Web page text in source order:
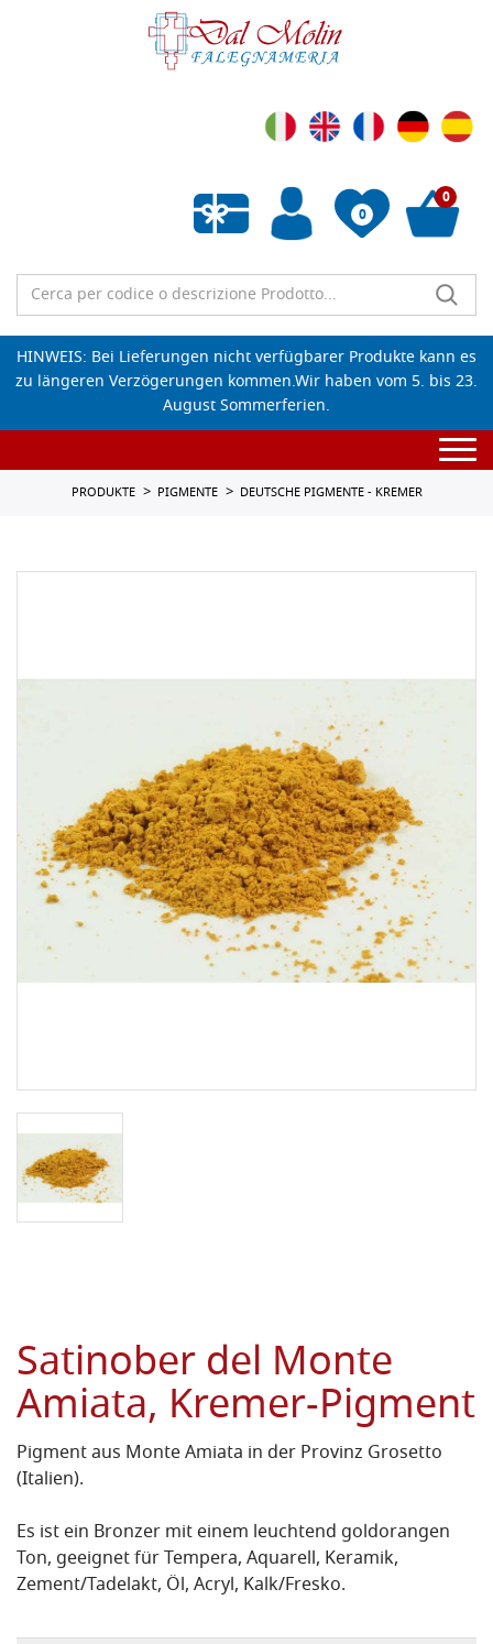
0
Wunschliste leeren
0
HINWEIS: Bei Lieferungen nicht verfügbarer Produkte kann es
zu längeren Verzögerungen kommen.Wir haben vom 5. bis 23.
August Sommerferien.
PRODUKTE PIGMENTE DEUTSCHE PIGMENTE - KREMER
Satinober del Monte
Amiata, Kremer-Pigment
Pigment aus Monte Amiata in der Provinz Grosetto
(Italien).
Es ist ein Bronzer mit einem leuchtend goldorangen
Ton, geeignet für Tempera, Aquarell, Keramik,
Zement/Tadelakt, Öl, Acryl, Kalk/Fresko.